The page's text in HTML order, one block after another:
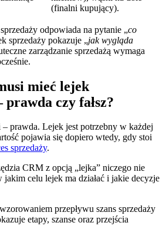
(finalni kupujący).
odpowiada na pytanie „co
sprzedaży pokazuje „jak wygląda
zarządzanie sprzedażą wymaga
mieć lejek
prawda czy fałsz?
prawda. Lejek jest potrzebny w każdej
pojawia się dopiero wtedy, gdy stoi
sprzedaży.
CRM z opcją „lejka” niczego nie
celu lejek ma działać i jakie decyzje
przepływu szans sprzedaży
etapy, szanse oraz przejścia